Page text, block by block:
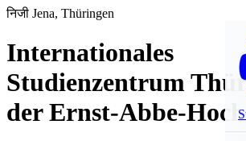
निजी Jena, Thüringen
Internationales
Studienzentrum
der Ernst-Abbe-